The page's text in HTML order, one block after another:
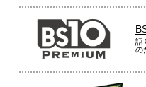
語
の